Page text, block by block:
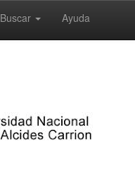
Buscar Ayuda